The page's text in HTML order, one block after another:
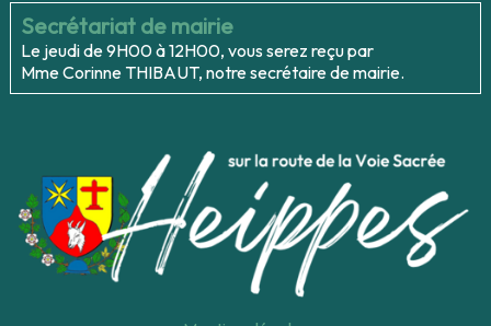
Secrétariat de mairie
Le jeudi de 9H00 à 12H00, vous serez reçu par
Mme Corinne THIBAUT, notre secrétaire de mairie.